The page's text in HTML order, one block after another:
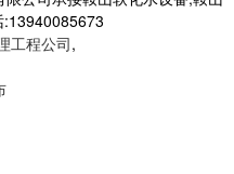
:13940085673
工程公司,